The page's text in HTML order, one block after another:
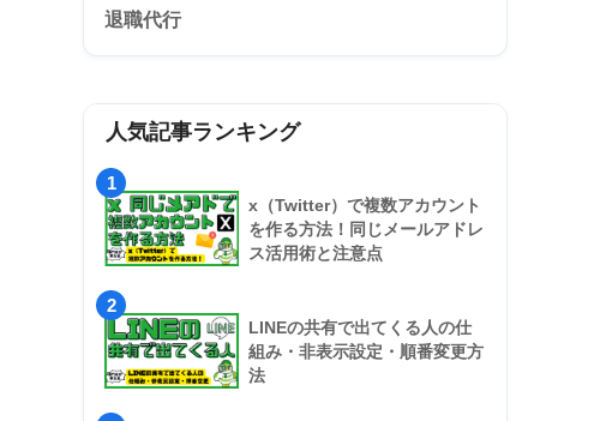
退職代行
人気記事ランキング
1
x（Twitter）で複数アカウント
を作る方法！同じメールアドレ
ス活用術と注意点
2
LINEの共有で出てくる人の仕
組み・非表示設定・順番変更方
法